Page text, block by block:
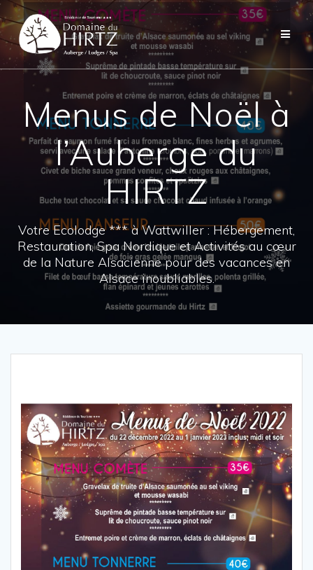
Skip
content
Menus de Noël à
l’Auberge du
HIRTZ
Votre Ecolodge *** à Wattwiller : Hébergement,
Restauration, Spa Nordique et Activités au cœur
de la Nature Alsacienne pour des vacances en
Alsace inoubliables.